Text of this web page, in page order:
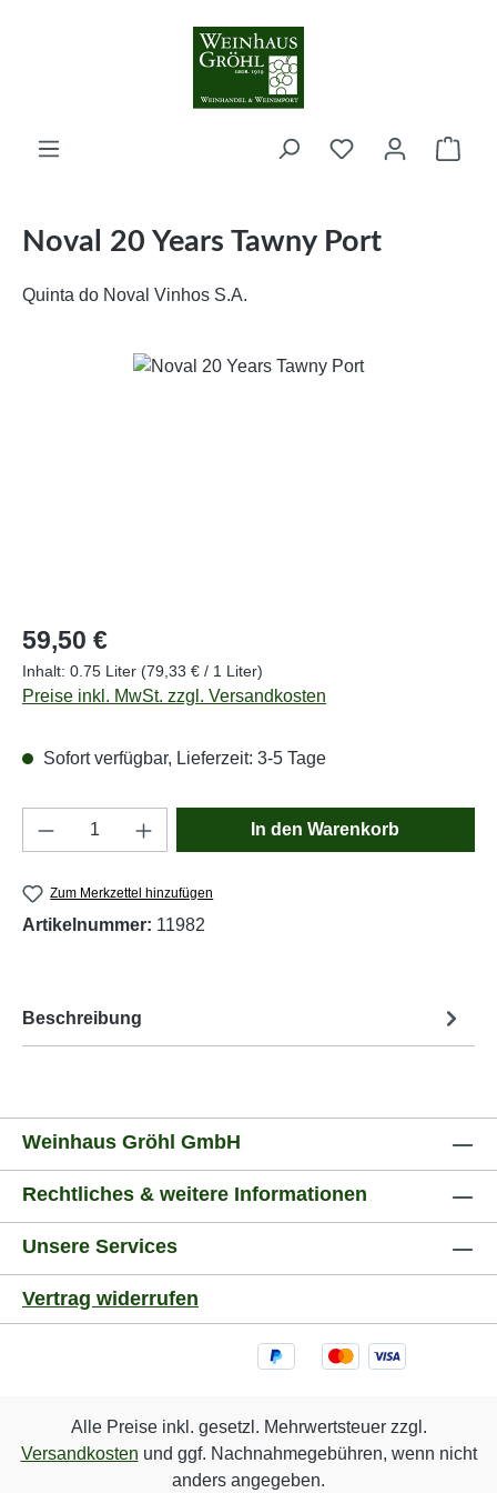
Zum Hauptinhalt springen
Noval 20 Years Tawny Port
Quinta do Noval Vinhos S.A.
Bildergalerie überspringen
Regulärer Preis:
59,50 €
Inhalt: 0.75 Liter (79,33 € / 1 Liter)
Preise inkl. MwSt. zzgl. Versandkosten
Sofort verfügbar, Lieferzeit: 3-5 Tage
Produkt Anzahl: Gib den gewünschten
In den Warenkorb
Zum Merkzettel hinzufügen
Artikelnummer: 11982
Beschreibung
Weinhaus Gröhl GmbH
Rechtliches & weitere Informationen
Unsere Services
Vertrag widerrufen
Alle Preise inkl. gesetzl. Mehrwertsteuer zzgl.
Versandkosten und ggf. Nachnahmegebühren, wenn nicht
anders angegeben.